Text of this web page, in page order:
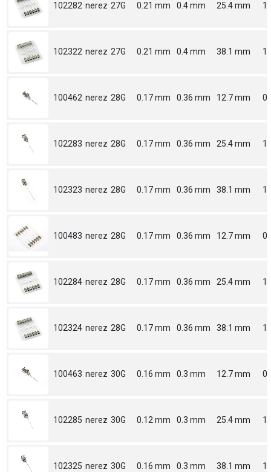
102282 nerez 27G 0.21 mm 0.4 mm 25.4 mm 1
102322 nerez 27G 0.21 mm 0.4 mm 38.1 mm
100462 nerez 28G 0.17 mm 0.36 mm 12.7 mm
102283 nerez 28G 0.17 mm 0.36 mm 25.4 mm 1
102323 nerez 28G 0.17 mm 0.36 mm 38.1 mm
100483 nerez 28G 0.17 mm 0.36 mm 12.7 mm
102284 nerez 28G 0.17 mm 0.36 mm 25.4 mm 1
102324 nerez 28G 0.17 mm 0.36 mm 38.1 mm
100463 nerez 30G 0.16 mm 0.3 mm 12.7 mm
102285 nerez 30G 0.12 mm 0.3 mm 25.4 mm 1
102325 nerez 30G 0.16 mm 0.3 mm 38.1 mm